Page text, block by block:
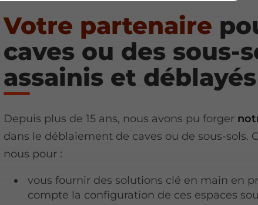
Votre partenaire
caves ou des sous-
assainis et déblayés
Depuis plus de 15 ans, nous avons pu forger
dans le déblaiement de caves ou de sous-sols.
nous pour :
vous fournir des solutions clé en main en
compte la configuration de ces espaces